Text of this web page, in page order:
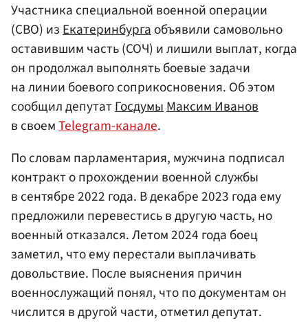
Участника специальной военной операции
(СВО) изЕкатеринбургаобъявили самовольно
оставившим часть (СОЧ) и лишили выплат, когда
он продолжал выполнять боевые задачи
на линии боевого соприкосновения. Об этом
сообщил депутатГосдумыМаксим Иванов
в своемTelegram-канале.
По словам парламентария, мужчина подписал
контракт о прохождении военной службы
в сентябре 2022 года. В декабре 2023 года ему
предложили перевестись в другую часть, но
военный отказался. Летом 2024 года боец
заметил, что ему перестали выплачивать
довольствие. После выяснения причин
военнослужащий понял, что по документам он
числится в другой части, отметил депутат.